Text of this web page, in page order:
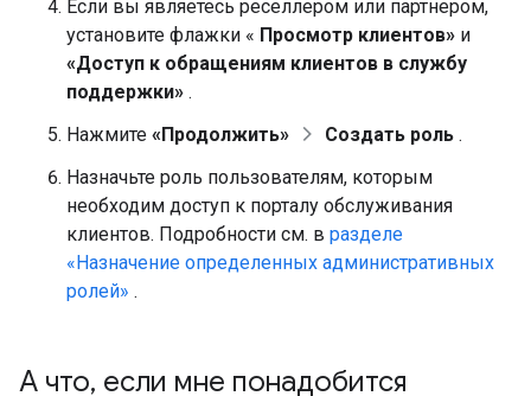
Если вы являетесь реселлером или партнером,
установите флажки « Просмотр клиентов» и
«Доступ к обращениям клиентов в службу
поддержки» .
Нажмите «Продолжить» Создать роль .
Назначьте роль пользователям, которым
необходим доступ к порталу обслуживания
клиентов. Подробности см. в разделе
«Назначение определенных административных
ролей» .
А что, если мне понадобится